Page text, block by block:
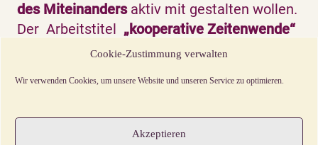
Cookie-Zustimmung verwalten
Wir verwenden Cookies, um unsere Website und unseren Service zu optimieren.
Akzeptieren
des Miteinandersaktiv mit gestalten wollen.
Der Arbeitstitel „kooperative Zeitenwende“
wurde von uns als Oberbegriff und
alsAufforderung zum Mitmachen.